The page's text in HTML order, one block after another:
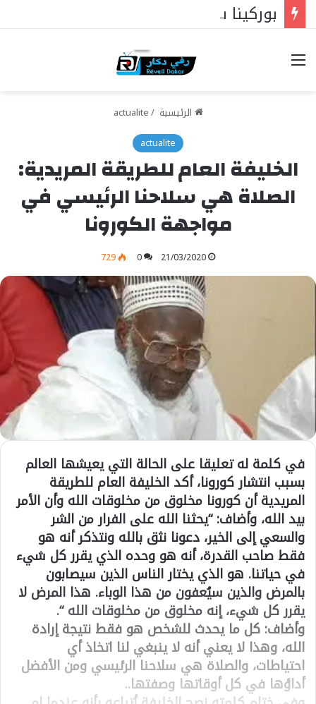
خيارات
الرئيسية /
actualite
actualite
الخليفة العام للطريقة المريدية:
الصلاة هي سلاحنا الرئيسي في
مواجهة الكورونا
21/03/2020
0
729
في كلمة له تعليقا على الحالة التي يعيشها العالم
بسبب انتشار كورونا، أكد الخليفة العام للطريقة
المريدية أن كورونا مخلوق من مخلوقات الله وأن الأمر
بيد الله، وأضاف: “يحثنا الله على الفرار من الشر
والسعي إلى الخير، دعونا نثق بالله ونتذكر أنه هو
فقط صاحب القدرة، أنه هو وحده الذي يقرر كل شيء
في حياتنا. هو الذي يختار الناس الذين سيصابون
بالمرض والذين سيُعفون من هذا الوباء. هذا المرض لا
يقرر كل شيء، إنه مخلوق من مخلوقات الله “.
وأضاف: كل ما يحدث للشخص هو فقط نتيجة إرادة
الله، وهذا لا يعني أنه لا ينبغي لنا اتخاذ أي
احتياطات، والصلاة هي سلاحنا الرئيسي ومن الأفضل
أداؤها في كل أوقاتها وصفتها..